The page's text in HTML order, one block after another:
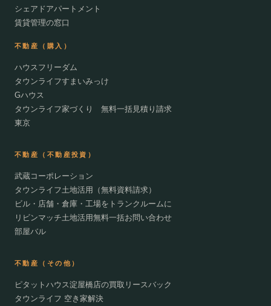
シェアドアパートメント
賃貸管理の窓口
不動産（購入）
ハウスフリーダム
タウンライフすまいみっけ
Gハウス
タウンライフ家づくり 無料一括見積り請求
東京
不動産（不動産投資）
武蔵コーポレーション
タウンライフ土地活用（無料資料請求）
ビル・店舗・倉庫・工場をトランクルームに
リビンマッチ土地活用無料一括お問い合わせ
部屋バル
不動産（その他）
ピタットハウス淀屋橋店の買取リースバック
タウンライフ 空き家解決